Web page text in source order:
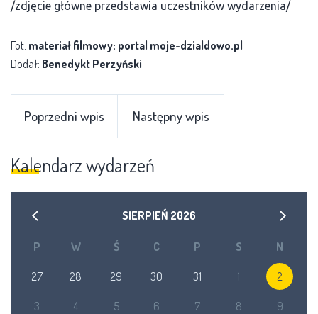
/zdjęcie główne przedstawia uczestników wydarzenia/
Fot: materiał filmowy: portal moje-dzialdowo.pl
Dodał: Benedykt Perzyński
Poprzedni wpis Następny wpis
Kalendarz wydarzeń
SIERPIEŃ 2026
P W Ś C P S N
27 28 29 30 31 1 2
3 4 5 6 7 8 9